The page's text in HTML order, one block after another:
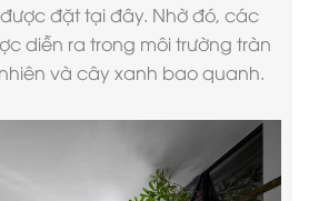
đặt tại đây. Nhờ đó, các
diễn ra trong môi trường tràn
và cây xanh bao quanh.